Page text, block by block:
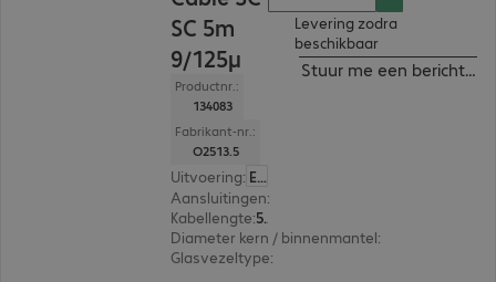
SC 5m
9/125µ
Productnr.:
134083
Fabrikant-nr.:
O2513.5
Uitvoering: Europa
Aansluitingen:
Kabellengte: 5 m
Diameter kern / binnenmantel:
Glasvezeltype:
Levering zodra
beschikbaar
Stuur me een bericht